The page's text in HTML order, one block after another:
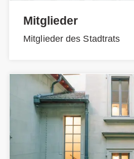
Mitglieder
Mitglieder des Stadtrats